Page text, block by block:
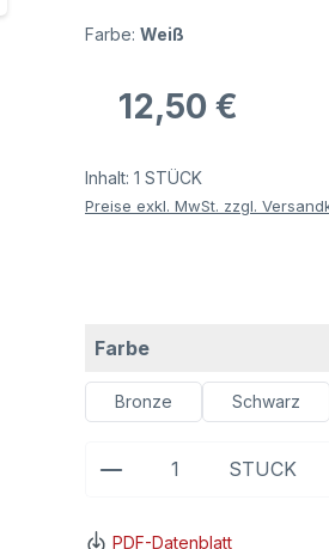
Farbe: Weiß
Regulärer Preis:
12,50 €
Inhalt: 1 STÜCK
Preise exkl. MwSt. zzgl.
Farbeauswählen
Bronze Schwarz
Produkt Anzahl:
STÜCK
PDF-Datenblatt